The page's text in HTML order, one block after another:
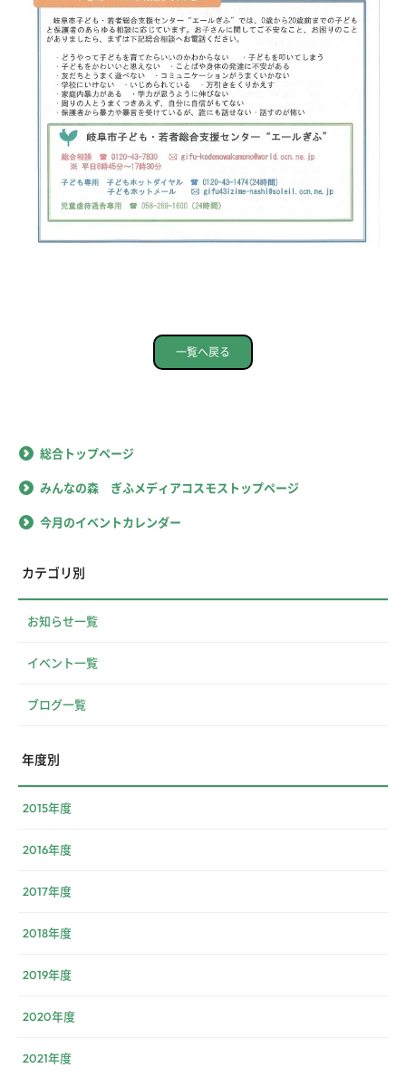
一覧へ戻る
総合トップページ
みんなの森 ぎふメディアコスモストップページ
今月のイベントカレンダー
カテゴリ別
お知らせ一覧
イベント一覧
ブログ一覧
年度別
2015年度
2016年度
2017年度
2018年度
2019年度
2020年度
2021年度